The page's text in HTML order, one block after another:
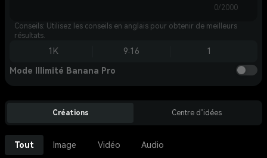
0/2000
Conseils: Utilisez les conseils en anglais pour obtenir de meilleurs
résultats.
1K 9:16 1
Mode Illimité Banana Pro
Créations Centre d’idées
Tout Image Vidéo Audio